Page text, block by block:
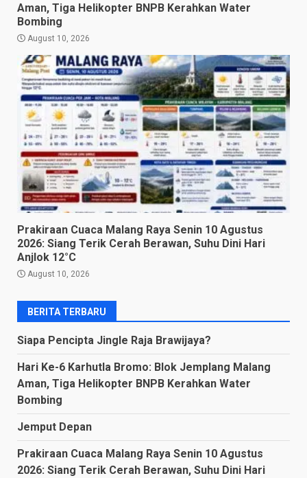
Aman, Tiga Helikopter BNPB Kerahkan Water
Bombing
August 10, 2026
Prakiraan Cuaca Malang Raya Senin 10 Agustus
2026: Siang Terik Cerah Berawan, Suhu Dini Hari
Anjlok 12°C
August 10, 2026
BERITA TERBARU
Siapa Pencipta Jingle Raja Brawijaya?
Hari Ke-6 Karhutla Bromo: Blok Jemplang Malang
Aman, Tiga Helikopter BNPB Kerahkan Water
Bombing
Jemput Depan
Prakiraan Cuaca Malang Raya Senin 10 Agustus
2026: Siang Terik Cerah Berawan, Suhu Dini Hari